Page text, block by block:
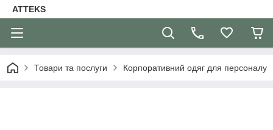
ATTEKS
Товари та послуги Корпоративний одяг для персоналу